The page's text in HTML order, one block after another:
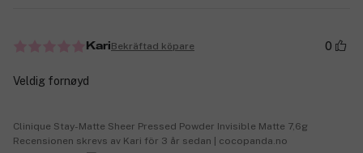
KariBekräftad köpare 0
Veldig fornøyd
Clinique Stay-Matte Sheer Pressed Powder Invisible Matte 7,6g
Recensionen skrevs av Kari för 3 år sedan | cocopanda.no